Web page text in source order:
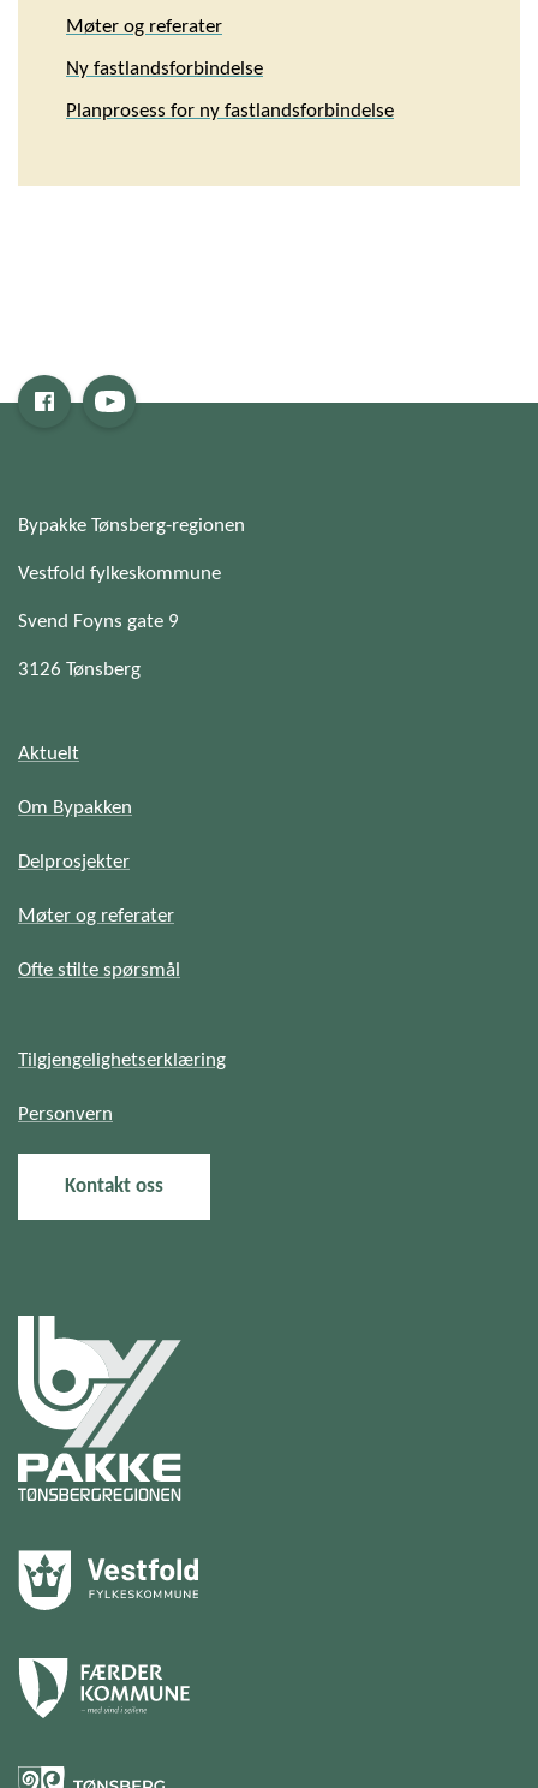
Møter og referater
Ny fastlandsforbindelse
Planprosess for ny fastlandsforbindelse
Bypakke Tønsberg-regionen
Vestfold fylkeskommune
Svend Foyns gate 9
3126 Tønsberg
Aktuelt
Om Bypakken
Delprosjekter
Møter og referater
Ofte stilte spørsmål
Tilgjengelighetserklæring
Personvern
Kontakt oss